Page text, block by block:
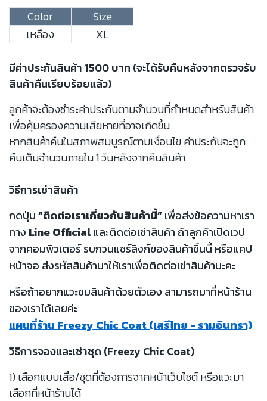
Color
Size
เหลือง
XL
มีค่าประกันสินค้า 1500 บาท (จะได้รับคืนหลังจากตรวจรับ
สินค้าคืนเรียบร้อยแล้ว)
ลูกค้าจะต้องชำระค่าประกันตามจำนวนที่กำหนดสำหรับสินค้า
เพื่อคุ้มครองความเสียหายที่อาจเกิดขึ้น
หากสินค้าคืนในสภาพสมบูรณ์ตามเงื่อนไข ค่าประกันจะถูก
คืนเต็มจำนวนภายใน 1 วันหลังจากคืนสินค้า
วิธีการเช่าสินค้า
กดปุ่ม“ติดต่อเราเกี่ยวกับสินค้านี้”เพื่อส่งข้อความหาเรา
ทาง Line Officialและติดต่อเช่าสินค้า ถ้าลูกค้าเปิดเวป
จากคอมพิวเตอร์ รบกวนแชร์ลิงก์ของสินค้าชิ้นนี้ หรือแคป
หน้าจอ ส่งรหัสสินค้ามาให้เราเพื่อติดต่อเช่าสินค้านะคะ
หรือถ้าอยากแวะชมสินค้าด้วยตัวเอง สามารถมาที่หน้าร้าน
ของเราได้เลยค่ะ
แผนที่ร้าน Freezy Chic Coat (เสรีไทย - รามอินทรา)
วิธีการจองและเช่าชุด (Freezy Chic Coat)
1) เลือกแบบเสื้อ/ชุดที่ต้องการจากหน้าเว็บไซต์ หรือแวะมา
เลือกที่หน้าร้านได้